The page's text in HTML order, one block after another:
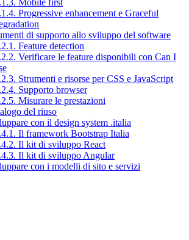
Mobile first
Progressive enhancement e Graceful
di supporto allo sviluppo del software
Feature detection
Verificare le feature disponibili con Can I
Strumenti e risorse per CSS e JavaScript
Supporto browser
Misurare le prestazioni
del riuso
con il design system .italia
Il framework Bootstrap Italia
Il kit di sviluppo React
Il kit di sviluppo Angular
con i modelli di sito e servizi